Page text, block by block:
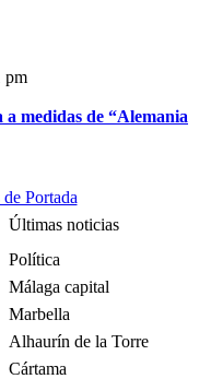
pm
a medidas de “Alemania
Portada
Últimas noticias
Política
Málaga capital
Marbella
Alhaurín de la Torre
Cártama